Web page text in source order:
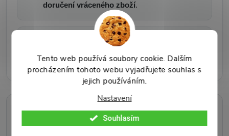
Tento web používá soubory cookie. Dalším
procházením tohoto webu vyjadřujete souhlas s
jejich používáním.
Nastavení
Souhlasím
doručení vráceného zboží.
Dárek zdarma je nutné vrátit společně se
zbožím.
Výňatek z obchodních podmínek
Jelikož se nejedná o reklamaci, vracíme pouze částku za zboží,